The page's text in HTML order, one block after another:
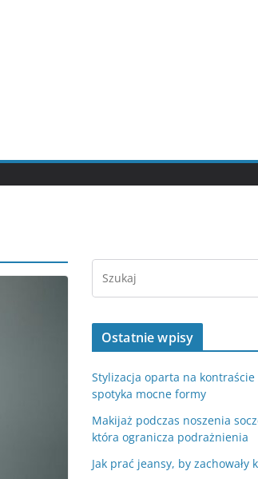
Ostatnie wpisy
Stylizacja oparta na kontraście
spotyka mocne formy
Makijaż podczas noszenia
która ogranicza podrażnienia
Jak prać jeansy, by zachowały